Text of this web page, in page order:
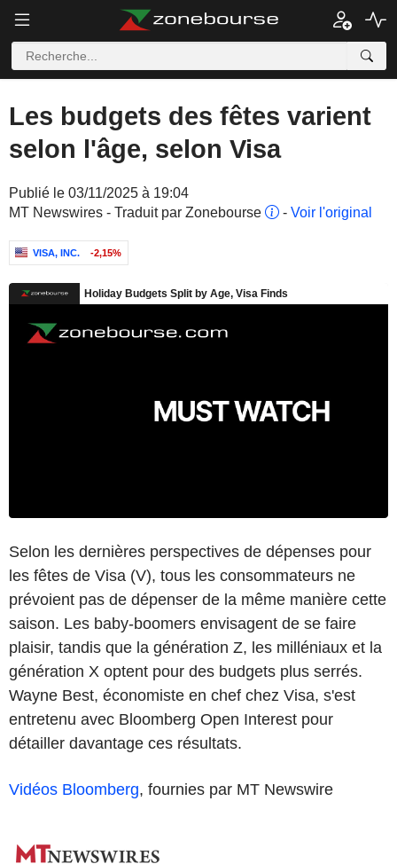
Les budgets des fêtes varient
selon l'âge, selon Visa
Publié le 03/11/2025 à 19:04
MT Newswires - Traduit par Zonebourse
- Voir l'original
VISA, INC. -2,15%
Selon les dernières perspectives de dépenses pour
les fêtes de Visa (V), tous les consommateurs ne
prévoient pas de dépenser de la même manière cette
saison. Les baby-boomers envisagent de se faire
plaisir, tandis que la génération Z, les milléniaux et la
génération X optent pour des budgets plus serrés.
Wayne Best, économiste en chef chez Visa, s'est
entretenu avec Bloomberg Open Interest pour
détailler davantage ces résultats.
Vidéos Bloomberg, fournies par MT Newswire